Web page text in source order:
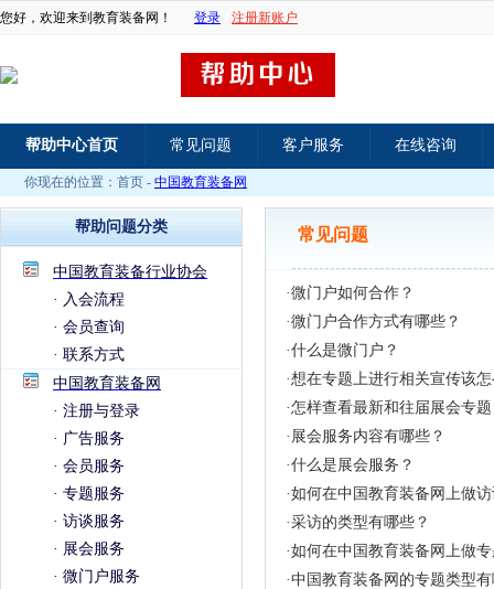
您好，欢迎来到教育装备网！ 登录 注册新账户
帮助中心首页 常见问题 客户服务 在线咨询
你现在的位置： 首页 - 中国教育装备网
帮助问题分类
中国教育装备行业协会
· 入会流程
· 会员查询
· 联系方式
中国教育装备网
· 注册与登录
· 广告服务
· 会员服务
· 专题服务
· 访谈服务
· 展会服务
· 微门户服务
常见问题
·微门户如何合作？
·微门户合作方式有哪些？
·什么是微门户？
·想在专题上进行相关宣传该
·怎样查看最新和往届展会专题
· 展会服务内容有哪些？
·什么是展会服务？
·如何在中国教育装备网上做
·采访的类型有哪些？
·如何在中国教育装备网上做
·中国教育装备网的专题类型